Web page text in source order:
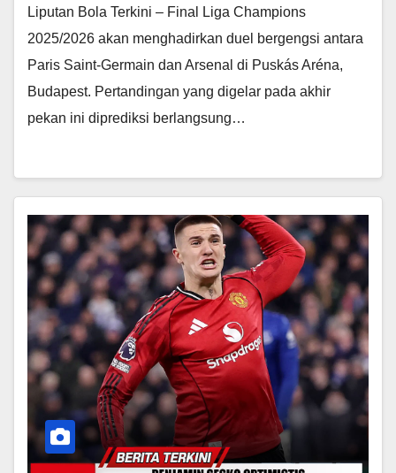
Liputan Bola Terkini – Final Liga Champions
2025/2026 akan menghadirkan duel bergengsi antara
Paris Saint-Germain dan Arsenal di Puskás Aréna,
Budapest. Pertandingan yang digelar pada akhir
pekan ini diprediksi berlangsung…